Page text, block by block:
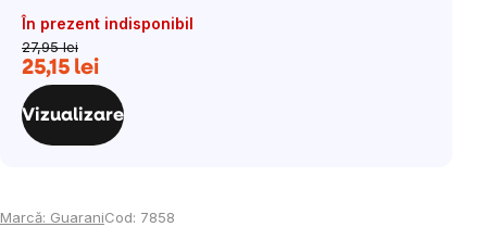
În prezent indisponibil
27,95 lei
25,15 leiEvaluare
preţ:
Vizualizare
Marcă: GuaraniCod: 7858